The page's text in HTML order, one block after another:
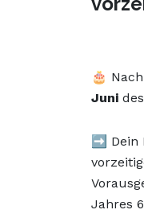
🎂
Juni
➡️ Dein
Jahres